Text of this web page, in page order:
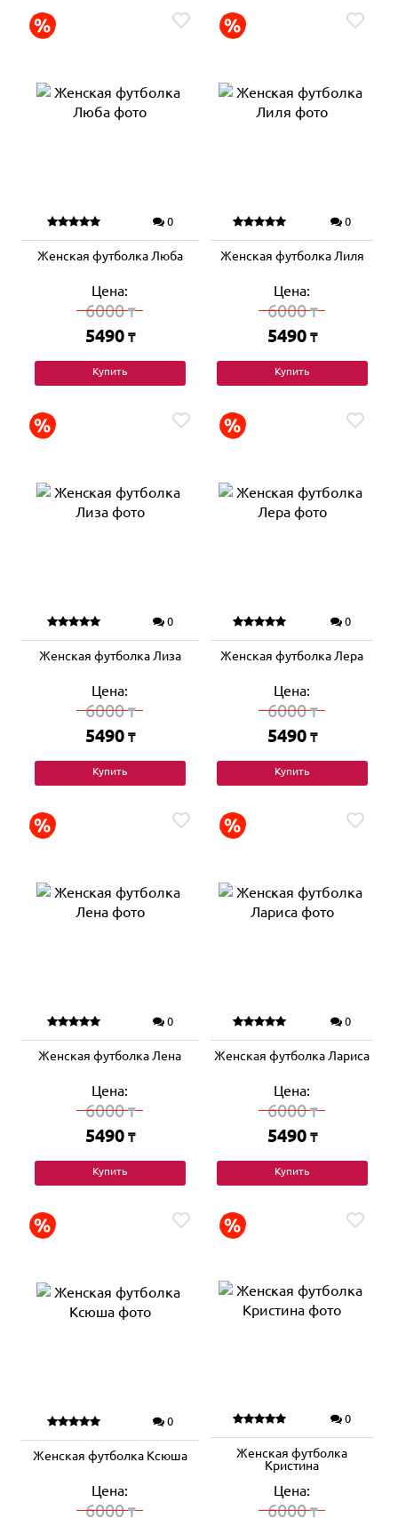
0
Женская футболка Люба
Цена:
6000₸
5490 ₸
Купить
0
Женская футболка Лиля
Цена:
6000₸
5490 ₸
Купить
0
Женская футболка Лиза
Цена:
6000₸
5490 ₸
Купить
0
Женская футболка Лера
Цена:
6000₸
5490 ₸
Купить
0
Женская футболка Лена
Цена:
6000₸
5490 ₸
Купить
0
Женская футболка Лариса
Цена:
6000₸
5490 ₸
Купить
0
Женская футболка Ксюша
Цена:
6000₸
0
Женская футболка
Кристина
Цена:
6000₸